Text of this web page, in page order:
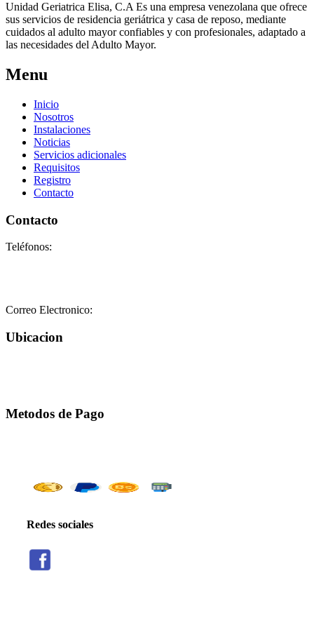
Unidad Geriatrica Elisa, C.A Es una empresa venezolana que ofrece
sus servicios de residencia geriátrica y casa de reposo, mediante
cuidados al adulto mayor confiables y con profesionales, adaptado a
las necesidades del Adulto Mayor.
Menu
Inicio
Nosotros
Instalaciones
Noticias
Servicios adicionales
Requisitos
Registro
Contacto
Contacto
Teléfonos:
Correo Electronico:
Ubicacion
Metodos de Pago
Redes sociales